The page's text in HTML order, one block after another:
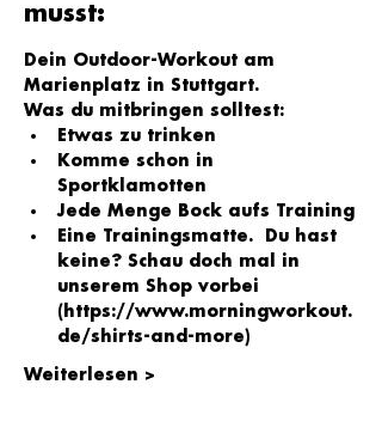
musst:
Dein Outdoor-Workout am
Marienplatz in Stuttgart.
Was du mitbringen solltest:
Etwas zu trinken
Komme schon in
Sportklamotten
Jede Menge Bock aufs Training
Eine Trainingsmatte.  Du hast
keine? Schau doch mal in
unserem Shop vorbei
( https://www.morningworkout.
de/shirts-and-more)
Weiterlesen >